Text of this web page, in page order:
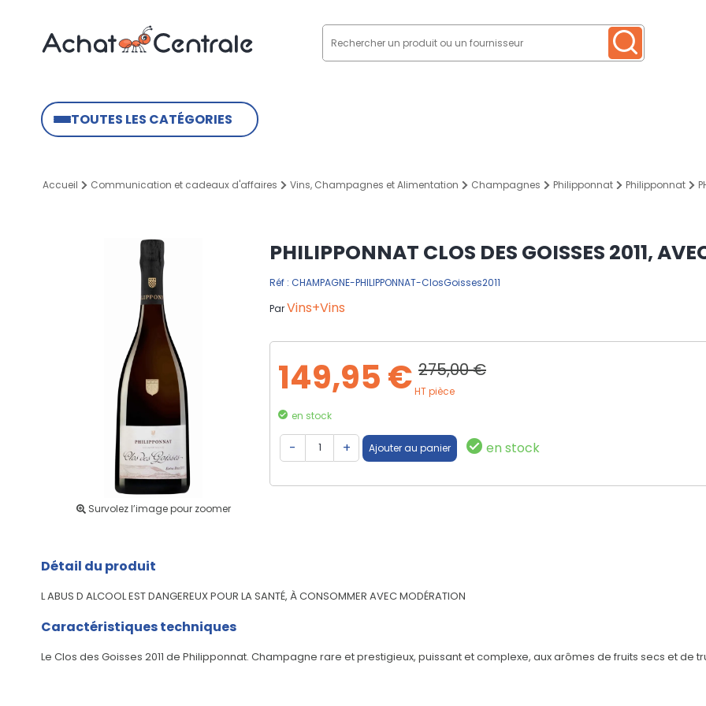
TOUTES LES CATÉGORIES
Accueil Communication et cadeaux d'affaires Vins, Champagnes et Alimentation Champagnes Philipponnat Philipponnat
Survolez l’image pour zoomer
PHILIPPONNAT CLOS DES GOISSES 2011,
Réf : CHAMPAGNE-PHILIPPONNAT-ClosGoisses2011
ParVins+Vins
149,95 € 275,00 €
HT pièce
en stock
en stock
Détail du produit
L ABUS D ALCOOL EST DANGEREUX POUR LA SANTÉ, À CONSOMMER AVEC MODÉRATION
Caractéristiques techniques
Le Clos des Goisses 2011 de Philipponnat. Champagne rare et prestigieux, puissant et complexe, aux arômes de fruits secs et de